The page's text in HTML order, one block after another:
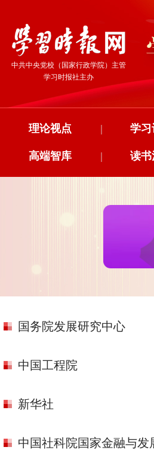
中共中央党校（国家行政学院）主管
学习时报社主办
理论视点 学习
|
高端智库 读书
|
国务院发展研究中心
中国工程院
新华社
中国社科院国家金融与发